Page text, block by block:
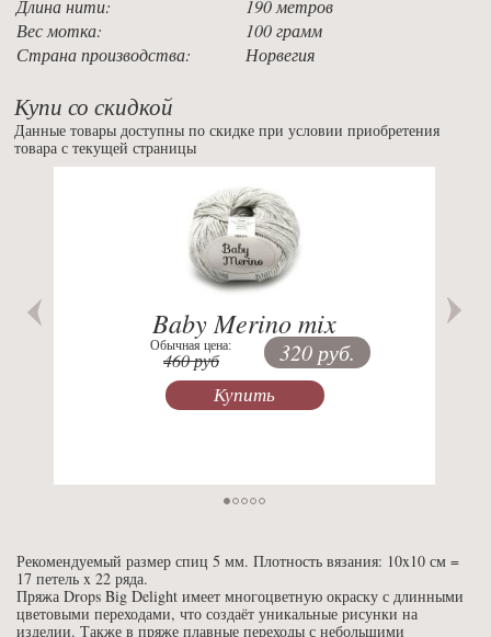
Длина нити:
190 метров
Вес мотка:
100 грамм
Страна производства:
Норвегия
Купи со скидкой
Данные товары доступны по скидке при условии приобретения
товара с текущей страницы
Baby Merino mix
Обычная цена:
460 руб 320 руб.
Купить
Рекомендуемый размер спиц 5 мм. Плотность вязания: 10x10 см =
17 петель x 22 ряда.
Пряжа Drops Big Delight имеет многоцветную окраску с длинными
цветовыми переходами, что создаёт уникальные рисунки на
изделии. Также в пряже плавные переходы с небольшими